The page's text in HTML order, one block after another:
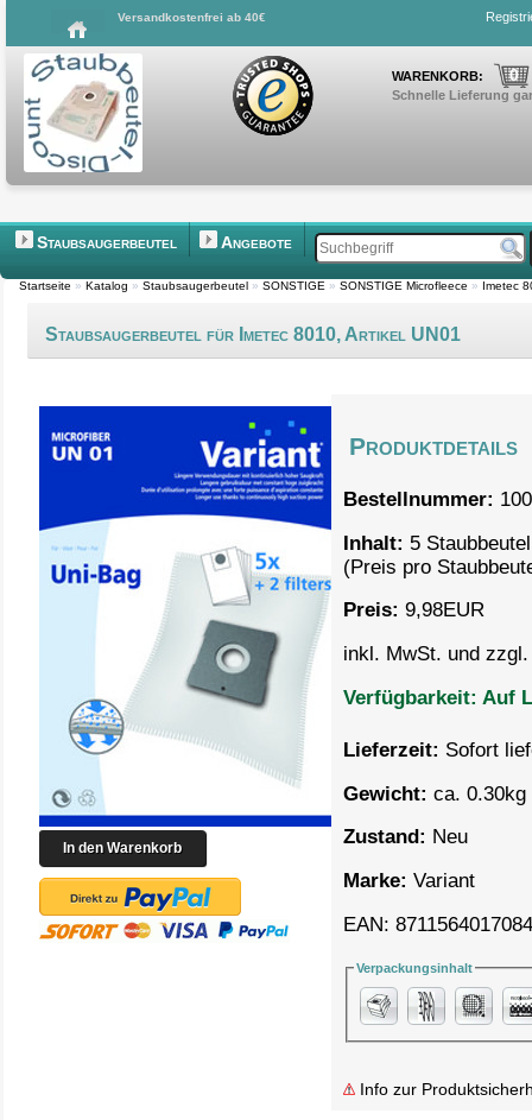
Versandkostenfrei ab 40€
WARENKORB: 0
Schnelle Lieferung
Staubsaugerbeutel Angebote
Startseite » Katalog » Staubsaugerbeutel » SONSTIGE » SONSTIGE Microfleece » Imetec
Staubsaugerbeutel für Imetec 8010, Artikel UN01
Produktdetails
Bestellnummer:
Inhalt: 5 Staubbeutel
(Preis pro
Preis: 9,98EUR
inkl. MwSt. und
Verfügbarkeit: Auf
Lieferzeit: Sofort
Gewicht: ca. 0.30kg
Zustand: Neu
Marke: Variant
EAN: 8711564017084
Verpackungsinhalt
Info zur